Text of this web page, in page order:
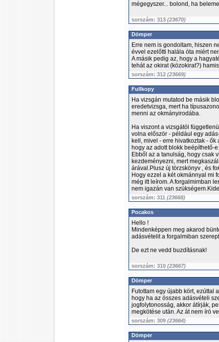
mégegyszer... bolond, ha
sorszám: 313 (23670)
Dömper
Erre nem is gondoltam, hiszen
évvel ezelőtti halála óta miért
A másik pedig az, hogy a
tehát az okirat (közokirat?)
sorszám: 312 (23669)
Fullkopy
Ha vizsgán mutatod be másik
eredetvizsga, mert ha
menni az okmányirodába.
Ha viszont a vizsgától
volna először - például egy
kell, mivel - erre hivatkoztak -
hogy az adott blokk beépíthető-e.
Ebből az a tanulság, hogy csak
kezdeményezni, mert
árával.Plusz új törzskönyv , és
Hogy ezzel a két okmánnyal mi
még itt leírom. A forgalmimban
nem igazán van
sorszám: 311 (23668)
Pocakos
Hello !
Mindenképpen meg akarod
adásvételit a forgalmiban
De ezt ne vedd buzdításnak!
sorszám: 310 (23667)
Dömper
Futottam egy újabb kört, ezúttal
hogy ha az összes adásvételi
jogfolytonosság, akkor átírják,
megkötése után. Az át nem író
sorszám: 309 (23664)
Dömper